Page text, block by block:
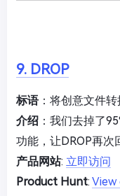
9. DROP
标语：将创意文件转
介绍 ：我们去掉了
功能，让DROP再次
产品网站: 立即访问
Product Hunt: